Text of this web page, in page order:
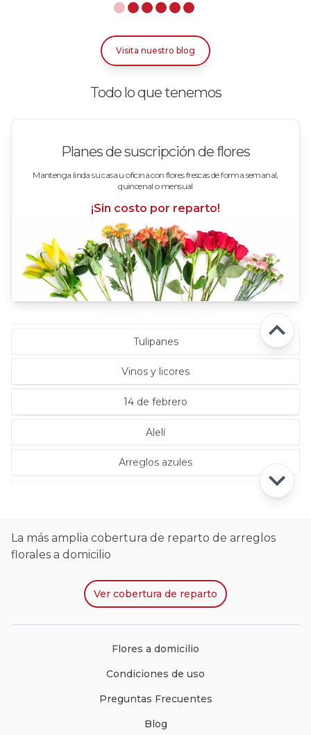
Visita nuestro blog
Todo lo que tenemos
Planes de suscripción de flores
Mantenga linda su casa u oficina con flores frescas de forma semanal,
quincenal o mensual
¡Sin costo por reparto!
14 de febrero
Alelí
Arreglos azules
Rosas Azules
Rosas Bicolor Blancas-Rojas
Rosas Blancas
Rosas Damasco
Rosas en floreros
Rosas Fucsia
Rosas Rojas
Rosas Rosadas
Tulipanes
Vinos y licores
La más amplia cobertura de reparto de arreglos
florales a domicilio
Ver cobertura de reparto
Flores a domicilio
Condiciones de uso
Preguntas Frecuentes
Blog